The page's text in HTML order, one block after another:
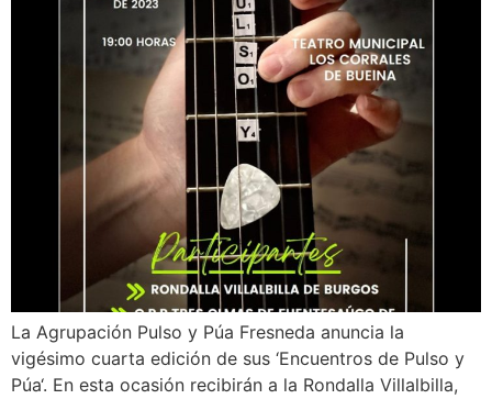
La Agrupación Pulso y Púa Fresneda anuncia la
vigésimo cuarta edición de sus ‘Encuentros de Pulso y
Púa‘. En esta ocasión recibirán a la Rondalla Villalbilla,